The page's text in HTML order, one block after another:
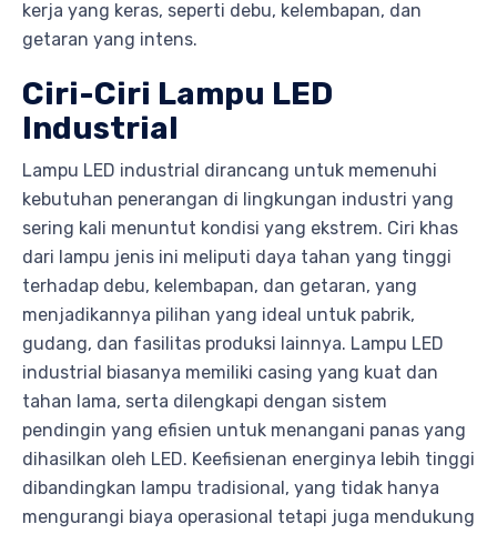
kerja yang keras, seperti debu, kelembapan, dan
getaran yang intens.
Ciri-Ciri Lampu LED
Industrial
Lampu LED industrial dirancang untuk memenuhi
kebutuhan penerangan di lingkungan industri yang
sering kali menuntut kondisi yang ekstrem. Ciri khas
dari lampu jenis ini meliputi daya tahan yang tinggi
terhadap debu, kelembapan, dan getaran, yang
menjadikannya pilihan yang ideal untuk pabrik,
gudang, dan fasilitas produksi lainnya. Lampu LED
industrial biasanya memiliki casing yang kuat dan
tahan lama, serta dilengkapi dengan sistem
pendingin yang efisien untuk menangani panas yang
dihasilkan oleh LED. Keefisienan energinya lebih tinggi
dibandingkan lampu tradisional, yang tidak hanya
mengurangi biaya operasional tetapi juga mendukung